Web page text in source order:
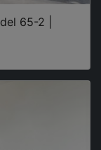
65-2 |